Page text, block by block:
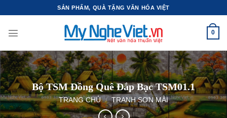
qua
nội
SẢN PHẨM, QUÀ TẶNG VĂN HÓA VIỆT
0
Bộ TSM Đồng Quê Đắp Bạc TSM01.1
TRANG CHỦ / TRANH SƠN MÀI